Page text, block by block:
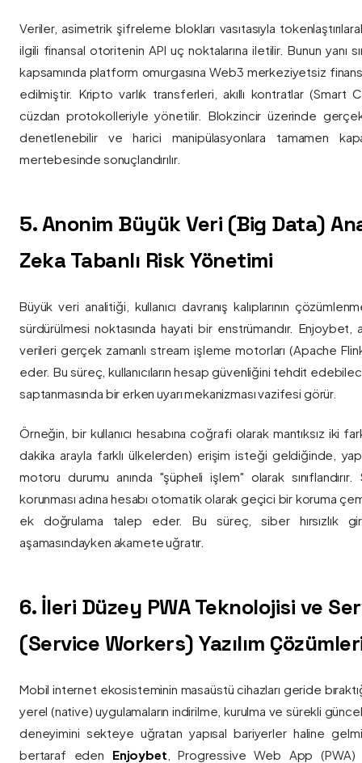
Veriler, asimetrik şifreleme blokları vasıtasıyla
ilgili finansal otoritenin API uç noktalarına iletilir. Bunun yanı
kapsamında platform omurgasına Web3 merkeziyetsiz
edilmiştir. Kripto varlık transferleri, akıllı kontratlar (Smart
cüzdan protokolleriyle yönetilir. Blokzincir üzerinde
denetlenebilir ve harici manipülasyonlara tamamen
mertebesinde sonuçlandırılır.
5. Anonim Büyük Veri (Big Data)
Zeka Tabanlı Risk Yönetimi
Büyük veri analitiği, kullanıcı davranış kalıplarının
sürdürülmesi noktasında hayati bir enstrümandır. Enjoybet,
verileri gerçek zamanlı stream işleme motorları (Apache Flink
eder. Bu süreç, kullanıcıların hesap güvenliğini tehdit
saptanmasında bir erken uyarı mekanizması vazifesi görür.
Örneğin, bir kullanıcı hesabına coğrafi olarak mantıksız iki
dakika arayla farklı ülkelerden) erişim isteği geldiğinde,
motoru durumu anında "şüpheli işlem" olarak sınıflandırır.
korunması adına hesabı otomatik olarak geçici bir koruma
ek doğrulama talep eder. Bu süreç, siber hırsızlık
aşamasındayken akamete uğratır.
6. İleri Düzey PWA Teknolojisi ve
(Service Workers) Yazılım
Mobil internet ekosisteminin masaüstü cihazları geride
yerel (native) uygulamaların indirilme, kurulma ve sürekli
deneyimini sekteye uğratan yapısal bariyerler haline
bertaraf eden Enjoybet , Progressive Web App (PWA)